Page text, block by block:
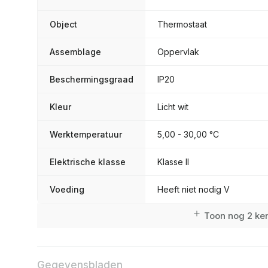
Object Thermostaat
Assemblage Oppervlak
Beschermingsgraad IP20
Kleur Licht wit
Werktemperatuur 5,00 - 30,00 °C
Elektrische klasse Klasse II
Voeding Heeft niet nodig V
Toon nog 2
Gegevensbladen